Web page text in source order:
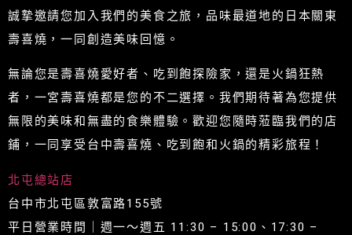
誠摯邀請您加入我們的美食之旅，品味最道地的日本關東
壽喜燒，一同創造美味回憶。
無論您是壽喜燒愛好者、吃到飽探險家，還是火鍋狂熱
者，一宮壽喜燒都是您的不二選擇。我們期待著為您提供
無限的美味和無盡的食樂體驗。歡迎您隨時蒞臨我們的店
鋪，一同享受台中壽喜燒、吃到飽和火鍋的精彩旅程！
北屯總站店
台中市北屯區敦富路155號
平日營業時間｜週一～週五 11:30 – 15:00、17:30 –